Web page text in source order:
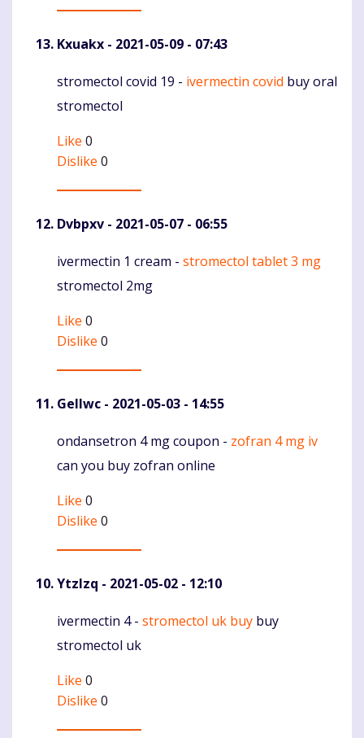
Kxuakx - 2021-05-09 - 07:43
Komentaras
stromectol covid 19 - ivermectin covid buy oral
stromectol
Like 0
Dislike 0
Dvbpxv - 2021-05-07 - 06:55
Komentaras
ivermectin 1 cream - stromectol tablet 3 mg
stromectol 2mg
Like 0
Dislike 0
Gellwc - 2021-05-03 - 14:55
Komentaras
ondansetron 4 mg coupon - zofran 4 mg iv
can you buy zofran online
Like 0
Dislike 0
Ytzlzq - 2021-05-02 - 12:10
Komentaras
ivermectin 4 - stromectol uk buy buy
stromectol uk
Like 0
Dislike 0